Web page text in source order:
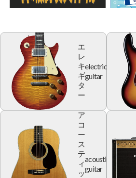
エ
レ
キ
ギ
タ
ー
electric
guitar
ア
コ
ー
ス
テ
ィ
ッ
acoustic
guitar